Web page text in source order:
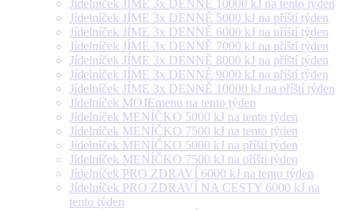
Jídelníček JÍME 3x DENNĚ 10000 kJ na tento týden
Jídelníček JÍME 3x DENNĚ 5000 kJ na příští týden
Jídelníček JÍME 3x DENNĚ 6000 kJ na příští týden
Jídelníček JÍME 3x DENNĚ 7000 kJ na příští týden
Jídelníček JÍME 3x DENNĚ 8000 kJ na příští týden
Jídelníček JÍME 3x DENNĚ 9000 kJ na příští týden
Jídelníček JÍME 3x DENNĚ 10000 kJ na příští týden
Jídelníček MOJEmenu na tento týden
Jídelníček MENÍČKO 5000 kJ na tento týden
Jídelníček MENÍČKO 7500 kJ na tento týden
Jídelníček MENÍČKO 5000 kJ na příští týden
Jídelníček MENÍČKO 7500 kJ na příští týden
Jídelníček PRO ZDRAVÍ 6000 kJ na tento týden
Jídelníček PRO ZDRAVÍ NA CESTY 6000 kJ na
tento týden